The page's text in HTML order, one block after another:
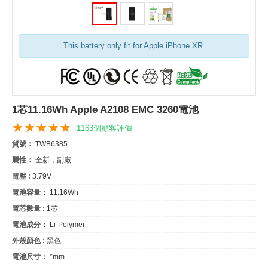
This battery only fit for Apple iPhone XR.
1芯11.16Wh Apple A2108 EMC 3260電池
1163個顧客評價
貨號： TWB6385
屬性： 全新，副廠
電壓 : 3.79V
電池容量： 11.16Wh
電芯數量 : 1芯
電池成分： Li-Polymer
外殼顏色 : 黑色
電池尺寸： *mm